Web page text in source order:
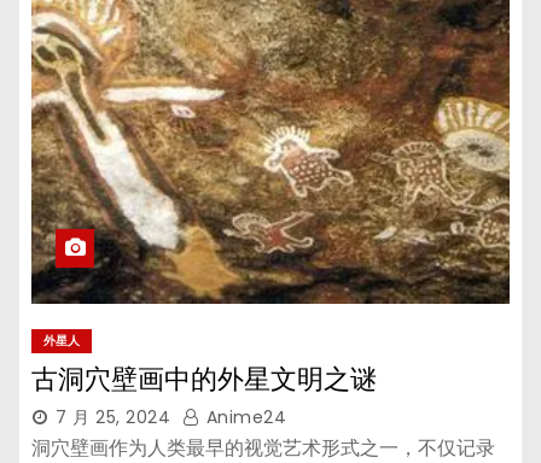
外星人
古洞穴壁画中的外星文明之谜
7 月 25, 2024 Anime24
洞穴壁画作为人类最早的视觉艺术形式之一，不仅记录